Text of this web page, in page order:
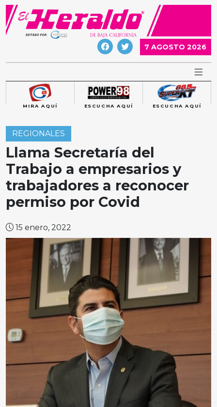
Skip
content
7 AGOSTO 2026
MIRA AQUÍ ESCUCHA AQUÍ ESCUCHA AQUÍ
REGIONALES
Llama Secretaría del
Trabajo a empresarios y
trabajadores a reconocer
permiso por Covid
15 enero, 2022